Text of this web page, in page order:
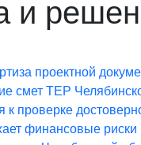
и
проектной
смет ТЕР
к проверке
финансовые риски